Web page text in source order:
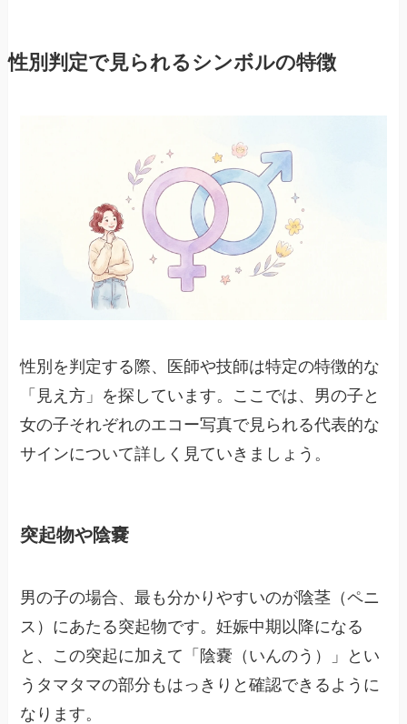
性別判定で見られるシンボルの特徴
性別を判定する際、医師や技師は特定の特徴的な
「見え方」を探しています。ここでは、男の子と
女の子それぞれのエコー写真で見られる代表的な
サインについて詳しく見ていきましょう。
突起物や陰嚢
男の子の場合、最も分かりやすいのが陰茎（ペニ
ス）にあたる突起物です。妊娠中期以降になる
と、この突起に加えて「陰嚢（いんのう）」とい
うタマタマの部分もはっきりと確認できるように
なります。